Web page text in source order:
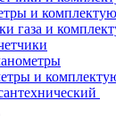
и
газа и
и